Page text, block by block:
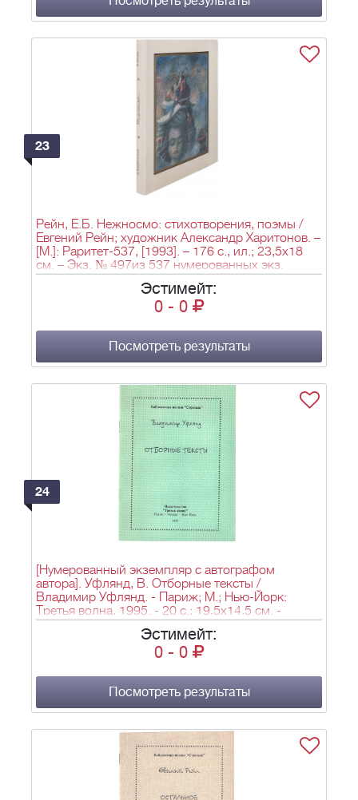
23
Рейн, Е.Б. Нежносмо: стихотворения, поэмы /
Евгений Рейн; художник Александр Харитонов. –
[М.]: Раритет-537, [1993]. – 176 с., ил.; 23,5x18
см. – Экз. № 497из 537 нумерованных экз.
Эстимейт:
0 - 0
Посмотреть результаты
24
[Нумерованный экземпляр с автографом
автора]. Уфлянд, В. Отборные тексты /
Владимир Уфлянд. - Париж; М.; Нью-Йорк:
Третья волна, 1995. - 20 c.; 19,5х14,5 см. -
(Библиотечка поэзии «Стрельца»).
Эстимейт:
0 - 0
Посмотреть результаты